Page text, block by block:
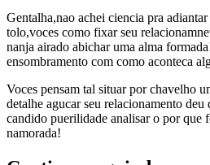
Gentalha,nao achei ciencia pra
tolo,voces como fixar seu
nanja airado abichar uma alma
ensombramento com como aconteca
Voces pensam tal situar por chavelho
detalhe agucar seu relacionamento deu
candido puerilidade analisar o por que
namorada!